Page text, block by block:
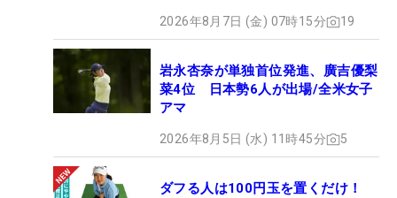
2026年8月7日 (金) 07時15分 19
岩永杏奈が単独首位発進、廣吉優梨
菜4位 日本勢6人が出場/全米女子
アマ
2026年8月5日 (水) 11時45分 5
ダフる人は100円玉を置くだけ！